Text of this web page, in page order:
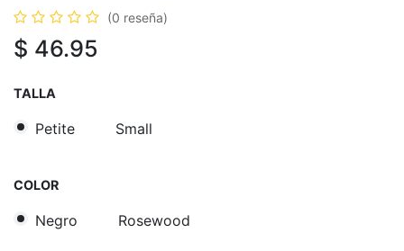
(0 reseña)
$ 46.95
TALLA
Petite Small
COLOR
Negro Rosewood